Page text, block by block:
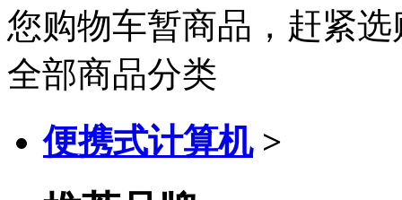
您购物车暂商品，赶紧选
全部商品分类
便携式计算机 >